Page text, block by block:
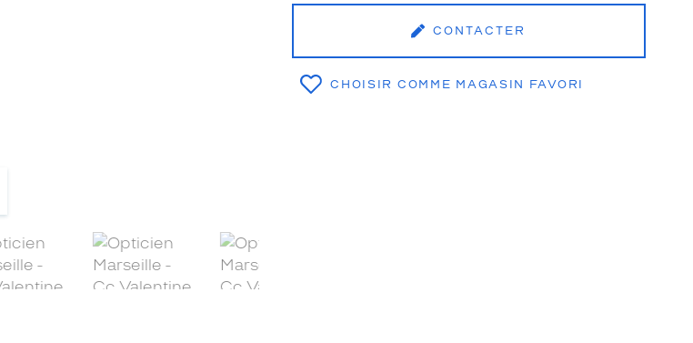
CONTACTER
CHOISIR COMME MAGASIN FAVORI